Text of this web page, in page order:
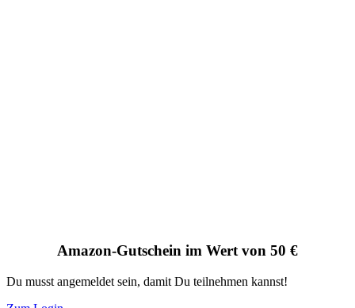
Amazon-Gutschein im Wert von 50 €
Du musst angemeldet sein, damit Du teilnehmen kannst!